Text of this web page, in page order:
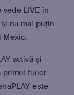
LIVE în
nu mai puțin
Mexic.
activă și
primul fluier
este